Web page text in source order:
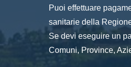
Puoi effettuare
sanitarie della
Se devi eseguire un
Comuni, Province,